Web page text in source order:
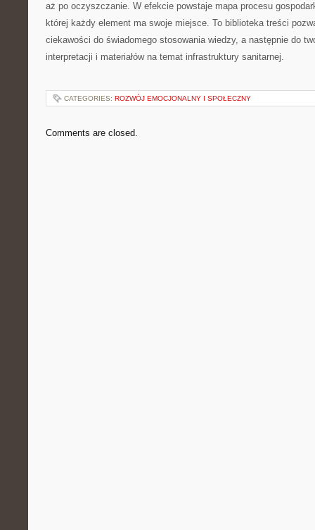
aż po oczyszczanie. W efekcie powstaje mapa procesu
której każdy element ma swoje miejsce. To biblioteka treści
ciekawości do świadomego stosowania wiedzy, a następnie do
interpretacji i materiałów na temat infrastruktury sanitarnej.
CATEGORIES: ROZWÓJ EMOCJONALNY I SPOŁECZNY
Comments are closed.